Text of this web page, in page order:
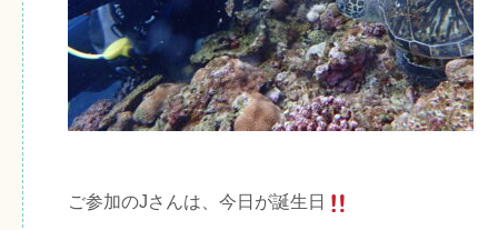
ご参加のJさんは、今日が誕生日